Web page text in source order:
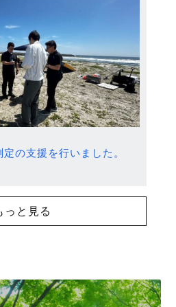
の支援を行いました。
っと見る